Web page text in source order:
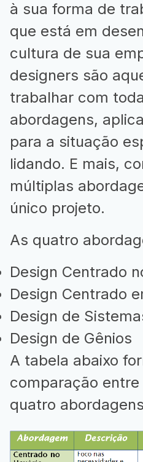
à sua forma de
que está em
cultura de sua
designers são
trabalhar com
abordagens,
para a situação
lidando. E mais,
múltiplas
único projeto.
As quatro
Design Centrado
Design Centrado
Design de
Design de Gênios
A tabela abaixo
comparação
quatro